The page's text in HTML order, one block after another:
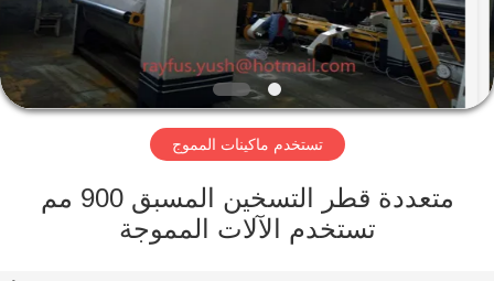
معلومات
عنا
تستخدم ماكينات المموج
متعددة قطر التسخين المسبق 900 مم
تستخدم الآلات المموجة